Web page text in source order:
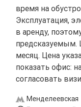
время на
Эксплуатация,
в аренду,
предсказуемым.
месяц. Цена
показать офис:
согласовать
Менделеевская